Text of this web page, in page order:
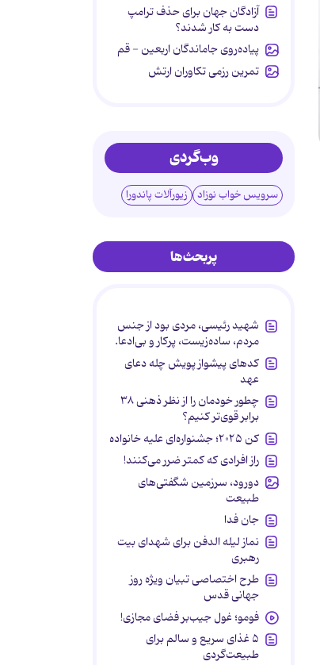
آزادگان جهان برای حذف ترامپ
دست به کار شدند؟
پیاده‌روی جاماندگان اربعین - قم
تمرین رزمی تکاوران ارتش
وب‌گردی
سرویس خواب نوزاد زیورآلات پاندورا
پربحث‌ها
شهید رئیسی، مردی بود از جنس
مردم، ساده‌زیست، پرکار و بی‌ادعا.
کدهای پیشواز پویش چله دعای
عهد
چطور خودمان را از نظر ذهنی ۳۸
برابر قوی‌تر کنیم؟
کن ۲۰۲۵؛ جشنواره‌ای علیه خانواده
راز افرادی که کمتر ضرر می‌کنند!
دورود، سرزمین شگفتی‌های
طبیعت
جان فدا
نماز لیله الدفن برای شهدای بیت
رهبری
طرح اختصاصی تبیان ویژه روز
جهانی قدس
فومو؛ غول جیب‌بر فضای مجازی!
۵ غذای سریع و سالم برای
طبیعت‌گردی